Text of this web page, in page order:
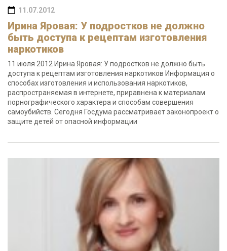
11.07.2012
Ирина Яровая: У подростков не должно
быть доступа к рецептам изготовления
наркотиков
11 июля 2012 Ирина Яровая: У подростков не должно быть
доступа к рецептам изготовления наркотиков Информация о
способах изготовления и использования наркотиков,
распространяемая в интернете, приравнена к материалам
порнографического характера и способам совершения
самоубийств. Сегодня Госдума рассматривает законопроект о
защите детей от опасной информации